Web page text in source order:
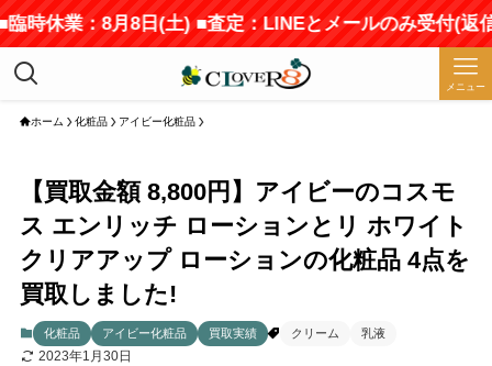
時休業：8月8日(土) ■査定：LINEとメールのみ受付(返信
メニュー
ホーム 化粧品 アイビー化粧品
【買取金額 8,800円】アイビーのコスモ
ス エンリッチ ローションとリ ホワイト
クリアアップ ローションの化粧品 4点を
買取しました!
化粧品 アイビー化粧品 買取実績 クリーム 乳液
2023年1月30日